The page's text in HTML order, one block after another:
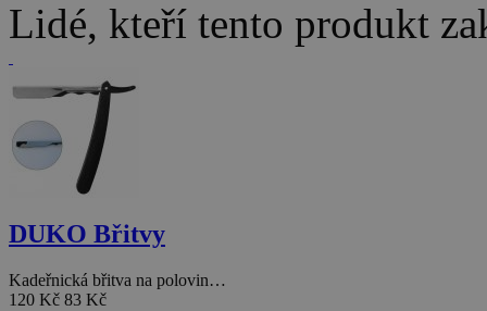
Lidé, kteří tento produkt
DUKO Břitvy
Kadeřnická břitva na polovin…
120 Kč 83 Kč